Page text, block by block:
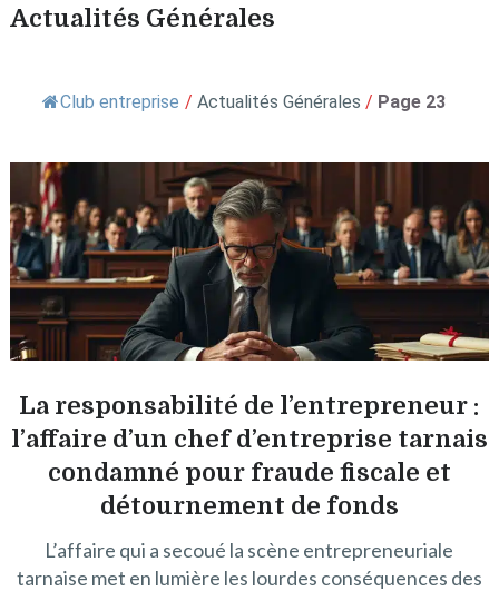
Actualités Générales
Club entreprise / Actualités Générales / Page 23
La responsabilité de l’entrepreneur :
l’affaire d’un chef d’entreprise tarnais
condamné pour fraude fiscale et
détournement de fonds
L’affaire qui a secoué la scène entrepreneuriale
tarnaise met en lumière les lourdes conséquences des